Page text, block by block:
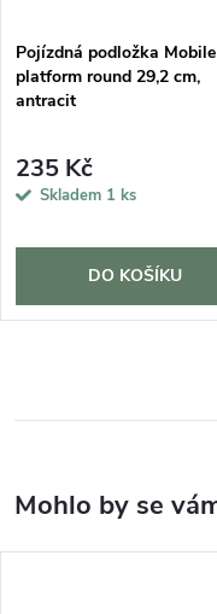
Pojízdná podložka Mobile
platform round 29,2 cm,
antracit
235 Kč
Skladem 1 ks
DO KOŠÍKU